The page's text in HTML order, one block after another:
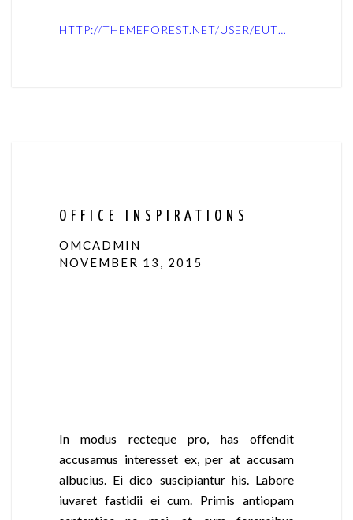
HTTP://THEMEFOREST.NET/USER/EUTHEMIANS
OFFICE INSPIRATIONS
OMCADMIN
NOVEMBER 13, 2015
In modus recteque pro, has offendit
accusamus interesset ex, per at accusam
albucius. Ei dico suscipiantur his. Labore
iuvaret fastidii ei cum. Primis antiopam